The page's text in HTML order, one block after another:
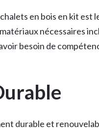
en bois en kit
nécessaires
besoin de
durable et